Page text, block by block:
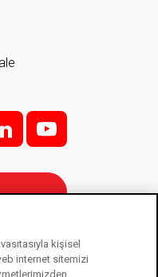
l y
Holding. © 2021
kişisel
internet sitemizi